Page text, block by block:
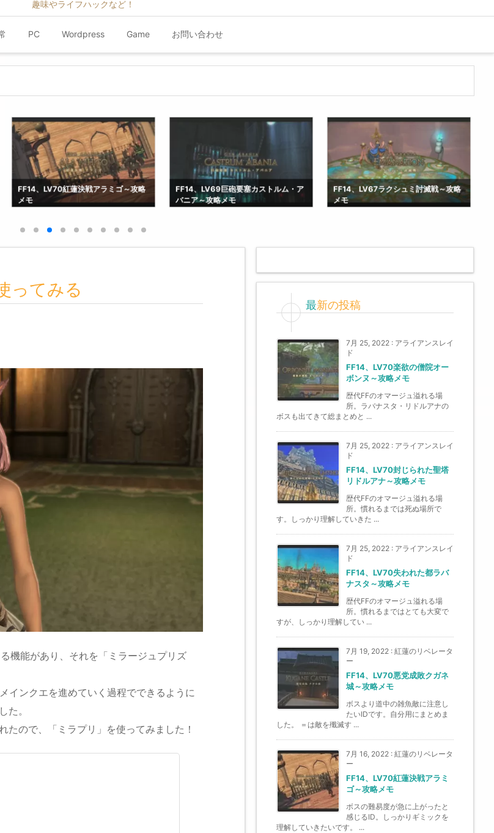
趣味やライフハックなど！
PC Wordpress Game お問い合わせ
FF14、LV70紅蓮決戦アラミゴ～攻略
メモ
FF14、LV69巨砲要塞カストルム・ア
バニア～攻略メモ
FF14、LV67ラクシュミ討滅戦～攻略
メモ
ってみる
機能があり、それを「ミラージュプリズ
インクエを進めていく過程でできるように
た。
ので、「ミラプリ」を使ってみました！
最新の投稿
7月 25, 2022 : アライアンスレイ
ド
FF14、LV70楽欲の僧院オー
ボンヌ～攻略メモ
歴代FFのオマージュ溢れる場
所。ラバナスタ・リドルアナの
ボスも出てきて総まとめと ...
7月 25, 2022 : アライアンスレイ
ド
FF14、LV70封じられた聖塔
リドルアナ～攻略メモ
歴代FFのオマージュ溢れる場
所。慣れるまでは死ぬ場所で
す。しっかり理解していきた ...
7月 25, 2022 : アライアンスレイ
ド
FF14、LV70失われた都ラバ
ナスタ～攻略メモ
歴代FFのオマージュ溢れる場
所。慣れるまではとても大変で
すが、しっかり理解してい ...
7月 19, 2022 : 紅蓮のリベレータ
ー
FF14、LV70悪党成敗クガネ
城～攻略メモ
ボスより道中の雑魚敵に注意し
たいIDです。自分用にまとめま
した。 ＝は敵を殲滅す ...
7月 16, 2022 : 紅蓮のリベレータ
ー
FF14、LV70紅蓮決戦アラミ
ゴ～攻略メモ
ボスの難易度が急に上がったと
感じるID。しっかりギミックを
理解していきたいです。 ...